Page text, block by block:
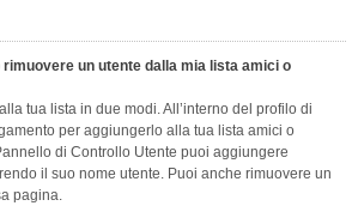
un utente dalla mia lista amici o
tua lista in due modi. All’interno del profilo di
per aggiungerlo alla tua lista amici o
di Controllo Utente puoi aggiungere
il suo nome utente. Puoi anche rimuovere un
pagina.